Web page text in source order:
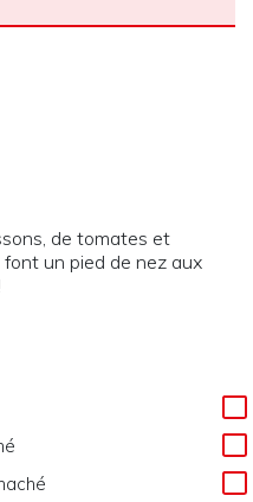
de tomates et
un pied de nez aux